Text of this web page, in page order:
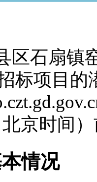
区石扇镇
标项目的
京时间
情况